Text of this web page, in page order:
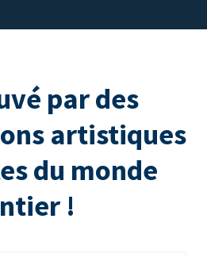
par des
artistiques
du monde
!